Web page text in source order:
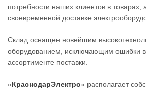
потребности наших клиентов в товарах,
своевременной доставке
Склад оснащен новейшим
оборудованием, исключающим ошибки
ассортименте поставки.
«КраснодарЭлектро» располагает